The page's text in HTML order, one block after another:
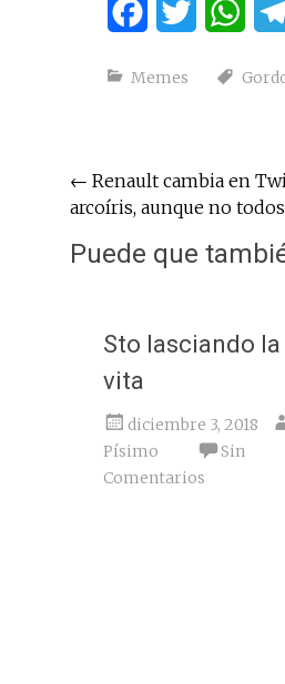
FacebookTwitter
Memes
Navegación
de
entradas
← Renault cambia en
arcoíris, aunque no
Puede que
Sto lasciando la
vita
diciembre 3, 2018
Písimo
Sin
Comentarios